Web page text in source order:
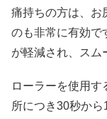
痛持ちの方は、お
のも非常に有効で
が軽減され、スム
ローラーを使用
所につき30秒から